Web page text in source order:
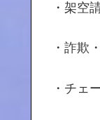
・架空
・詐欺
・チェ